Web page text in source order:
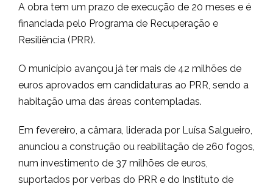
A obra tem um prazo de execução de 20 meses e é
financiada pelo Programa de Recuperação e
Resiliência (PRR).
O município avançou já ter mais de 42 milhões de
euros aprovados em candidaturas ao PRR, sendo a
habitação uma das áreas contempladas.
Em fevereiro, a câmara, liderada por Luísa Salgueiro,
anunciou a construção ou reabilitação de 260 fogos,
num investimento de 37 milhões de euros,
suportados por verbas do PRR e do Instituto de